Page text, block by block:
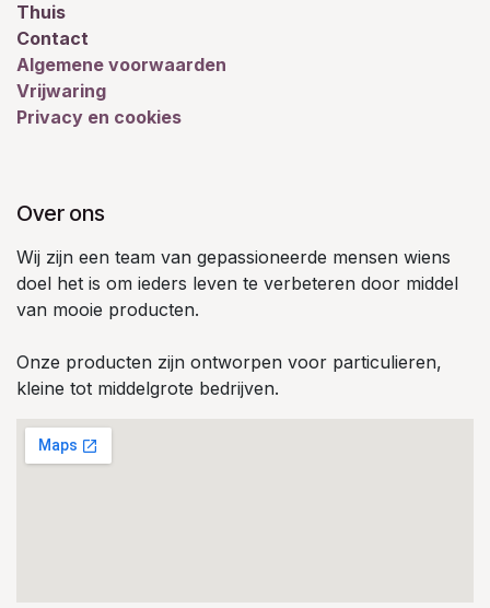
Thuis
Contact
Algemene voorwaarden
Vrijwaring
Privacy en cookies
Over ons
Wij zijn een team van gepassioneerde mensen wiens
doel het is om ieders leven te verbeteren door middel
van mooie producten.
Onze producten zijn ontworpen voor particulieren,
kleine tot middelgrote bedrijven.